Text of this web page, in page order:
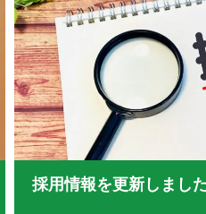
採用情報を更新しました